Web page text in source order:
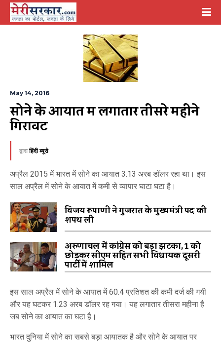
May 14, 2016
सोने के आयात में लगातार तीसरे महीने
गिरावट
द्वाराहिंदी ब्यूरो
अप्रैल 2015 में भारत में सोने का आयात 3.13 अरब डॉलर रहा था। इस
साल अप्रैल में सोने के आयात में कमी से व्यापार घाटा घटा है।
विजय रूपाणी ने गुजरात के मुख्यमंत्री पद की
शपथ ली
अरुणाचल में कांग्रेस को बड़ा झटका, 1 को
छोड़कर सीएम सहित सभी विधायक दूसरी
पार्टी में शामिल
इस साल अप्रैल में सोने के आयात में 60.4 प्रतिशत की कमी दर्ज की गयी
और यह घटकर 1.23 अरब डॉलर रह गया। यह लगातार तीसरा महीना है
जब सोने का आयात का घटा है।
भारत दुनिया में सोने का सबसे बड़ा आयातक है और सोने के आयात पर